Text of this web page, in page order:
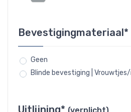
Bevestigingmateriaal*
Geen
Blinde bevestiging |